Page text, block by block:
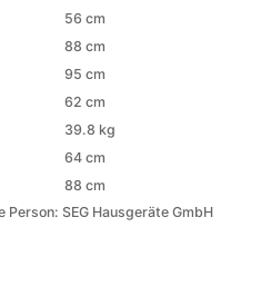
56 cm
88 cm
95 cm
62 cm
39.8 kg
64 cm
88 cm
Person: SEG Hausgeräte GmbH